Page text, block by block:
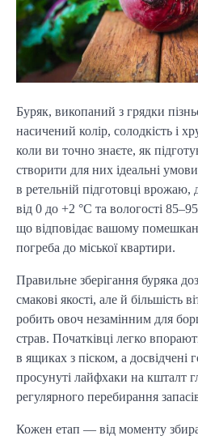
Буряк, викопаний з грядки
насичений колір, солодкість і
коли ви точно знаєте, як
створити для них ідеальні
в ретельній підготовці врожаю,
від 0 до +2 °C та вологості
що відповідає вашому
погреба до міської квартири.
Правильне зберігання буряка
смакові якості, але й більшість
робить овоч незамінним для
страв. Початківці легко
в ящиках з піском, а досвідчені
просунуті лайфхаки на кшталт
регулярного перебирання
Кожен етап — від моменту